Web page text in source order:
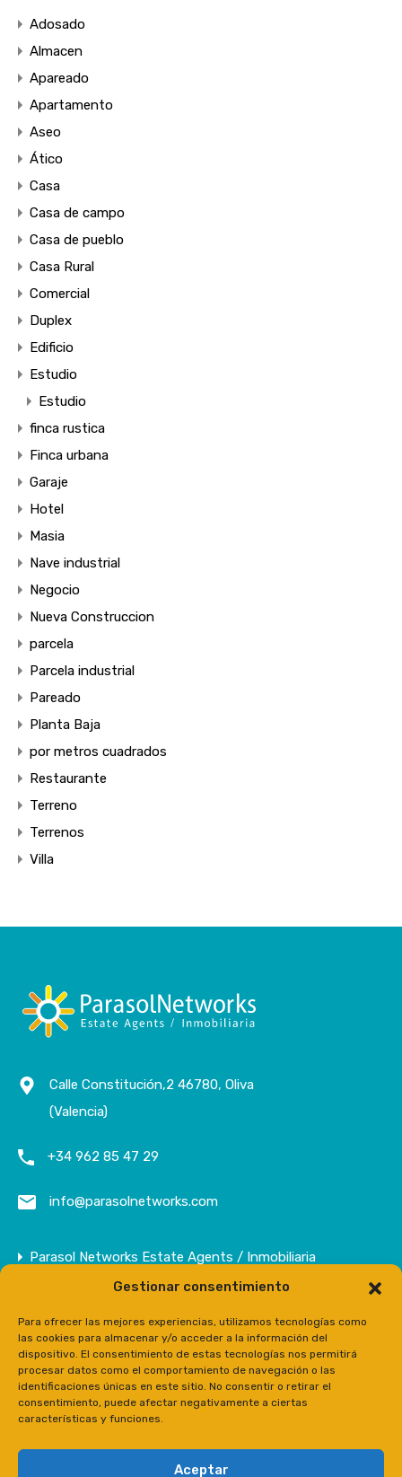
Gestionar consentimiento
Para ofrecer las mejores experiencias, utilizamos tecnologías como
las cookies para almacenar y/o acceder a la información del
dispositivo. El consentimiento de estas tecnologías nos permitirá
procesar datos como el comportamiento de navegación o las
identificaciones únicas en este sitio. No consentir o retirar el
consentimiento, puede afectar negativamente a ciertas
características y funciones.
Aceptar
Adosado
Almacen
Apareado
Apartamento
Aseo
Ático
Casa
Casa de campo
Casa de pueblo
Casa Rural
Comercial
Duplex
Edificio
Estudio
Estudio
finca rustica
Finca urbana
Garaje
Hotel
Masia
Nave industrial
Negocio
Nueva Construccion
parcela
Parcela industrial
Pareado
Planta Baja
por metros cuadrados
Restaurante
Terreno
Terrenos
Villa
Calle Constitución,2 46780, Oliva
(Valencia)
+34 962 85 47 29
info@parasolnetworks.com
Parasol Networks Estate Agents / Inmobiliaria
Inmuebles
Contacto
Prensa